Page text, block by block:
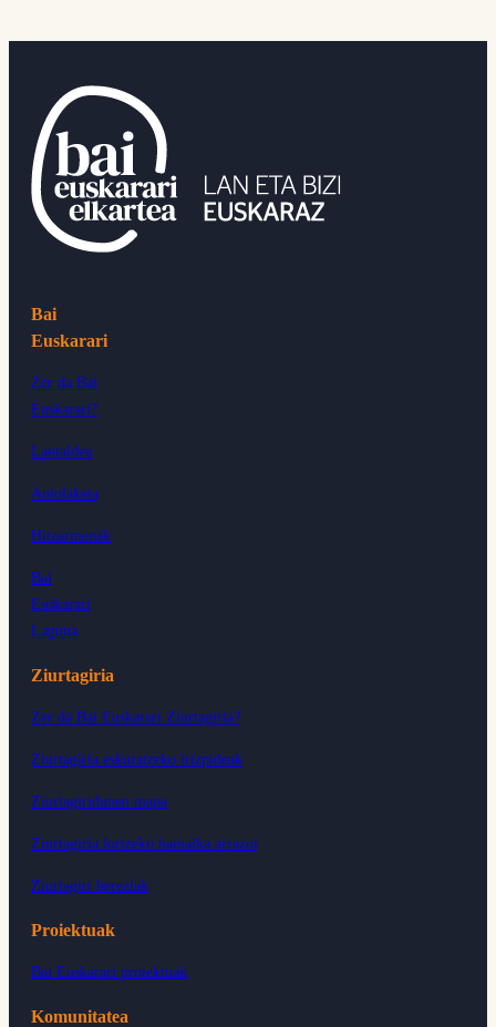
Bai
Euskarari
Zer da Bai
Euskarari?
Lantaldea
Antolaketa
Hitzarmenak
Bai
Euskarari
Laguna
Ziurtagiria
Zer da Bai Euskarari Ziurtagiria?
Ziurtagiria eskuratzeko irizpideak
Ziurtagiridunen mapa
Ziurtagiria lortzeko hamaika arrazoi
Ziurtagiri bereziak
Proiektuak
Bai Euskarari proiektuak
Komunitatea